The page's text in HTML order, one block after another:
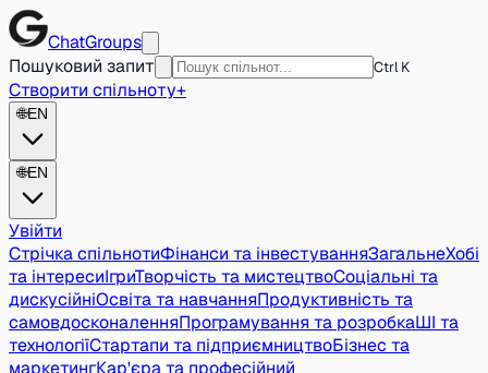
ChatGroups
Пошуковий запит
Ctrl K
Створити спільноту+
🌐EN
🌐EN
Увійти
Стрічка спільнотиФінанси та інвестуванняЗагальнеХобі
та інтересиІгриТворчість та мистецтвоСоціальні та
дискусійніОсвіта та навчанняПродуктивність та
самовдосконаленняПрограмування та розробкаШІ та
технологіїСтартапи та підприємництвоБізнес та
маркетингКар'єра та професійний